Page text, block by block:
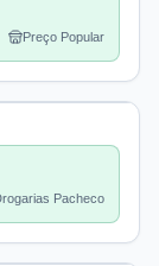
Preço Popular
Pacheco